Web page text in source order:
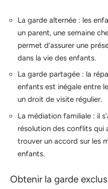
La garde alternée : les
un parent, une semaine
permet d’assurer une
dans la vie des enfants.
La garde partagée : la
enfants est inégale entre
un droit de visite régulier.
La médiation familiale : il
résolution des conflits qui
trouver un accord sur les
enfants.
Obtenir la garde